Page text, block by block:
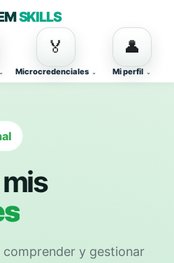
SKILLS
🏅
Microcredenciales
👤
Mi perfil
y gestionar